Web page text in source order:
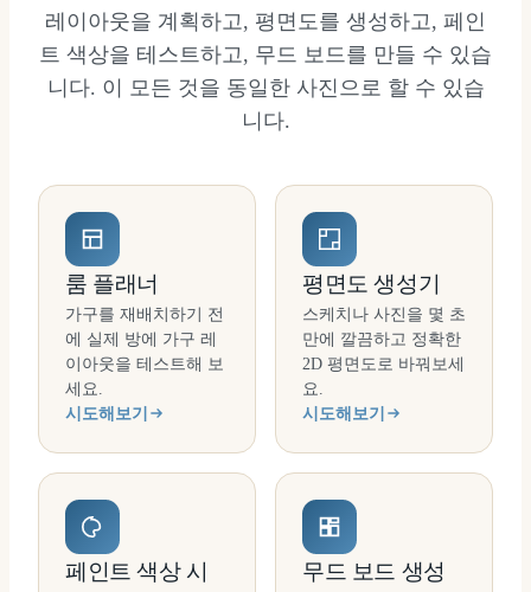
레이아웃을 계획하고, 평면도를 생성하고, 페인
트 색상을 테스트하고, 무드 보드를 만들 수 있습
니다. 이 모든 것을 동일한 사진으로 할 수 있습
니다.
룸 플래너
가구를 재배치하기 전
에 실제 방에 가구 레
이아웃을 테스트해 보
세요.
시도해보기
평면도 생성기
스케치나 사진을 몇 초
만에 깔끔하고 정확한
2D 평면도로 바꿔보세
요.
시도해보기
페인트 색상 시
무드 보드 생성